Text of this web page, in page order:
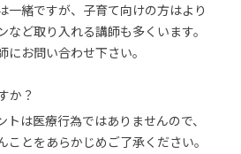
一緒ですが、子育て向けの方はより
など取り入れる講師も多くいます。
お問い合わせ下さい。
か？
トは医療行為ではありませんので、
ことをあらかじめご了承ください。